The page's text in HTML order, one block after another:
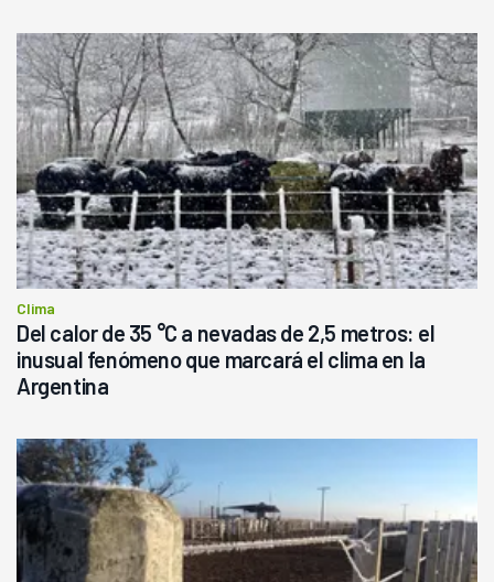
Clima
Del calor de 35 °C a nevadas de 2,5 metros: el
inusual fenómeno que marcará el clima en la
Argentina